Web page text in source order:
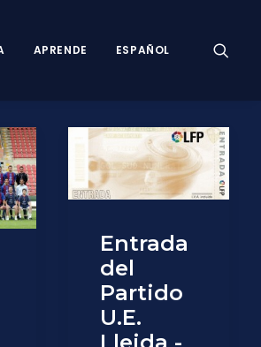
APRENDE ESPAÑOL
Entrada
del
Partido
U.E.